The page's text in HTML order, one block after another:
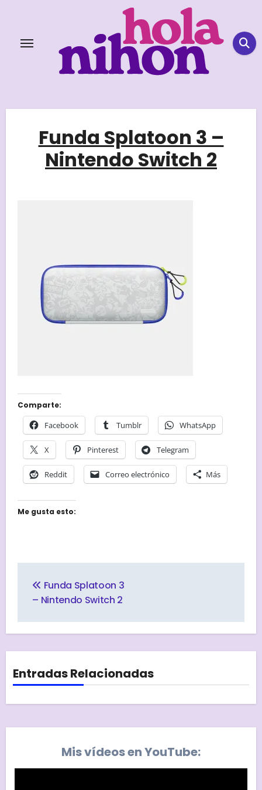
content
Funda Splatoon 3 –
Nintendo Switch 2
Comparte:
Facebook Tumblr WhatsApp
X Pinterest Telegram
Reddit Correo electrónico Más
Me gusta esto:
de
entradas
Funda Splatoon 3
– Nintendo Switch 2
Entradas Relacionadas
Mis vídeos en YouTube: